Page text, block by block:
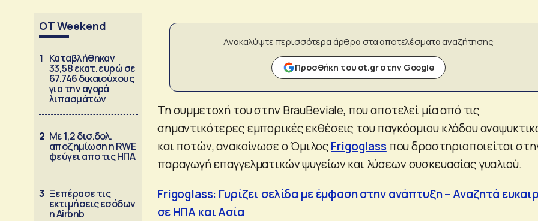
OT Weekend
1 Καταβλήθηκαν
33,58 εκατ. ευρώ σε
67.746 δικαιούχους
για την αγορά
λιπασμάτων
2 Με 1,2 δισ.δολ.
αποζημίωση η RWE
φεύγει απο τις ΗΠΑ
3 Ξεπέρασε τις
εκτιμήσεις εσόδων
η Airbnb
Ανακαλύψτε περισσότερα άρθρα στα αποτελέσματα αναζήτησης
Προσθήκη του ot.gr στην Google
Τη συμμετοχή του στην BrauBeviale, που αποτελεί μία από τις
σημαντικότερες εμπορικές εκθέσεις του παγκόσμιου κλάδου
και ποτών, ανακοίνωσε ο ΌμιλοςFrigoglass που δραστηριοποιείται
παραγωγή επαγγελματικών ψυγείων και λύσεων συσκευασίας γυαλιού.
Frigoglass: Γυρίζει σελίδα με έμφαση στην ανάπτυξη – Αναζητά
σε ΗΠΑ και Ασία